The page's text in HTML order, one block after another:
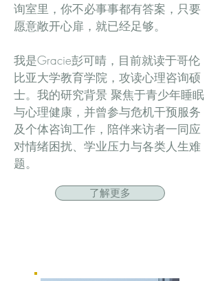
询室里，你不必事事都有答案，只要
愿意敞开心扉，就已经足够。
我是Gracie彭可晴，目前就读于哥伦
比亚大学教育学院，攻读心理咨询硕
士。我的研究背景 聚焦于青少年睡眠
与心理健康，并曾参与危机干预服务
及个体咨询工作，陪伴来访者一同应
对情绪困扰、学业压力与各类人生难
题。
了解更多